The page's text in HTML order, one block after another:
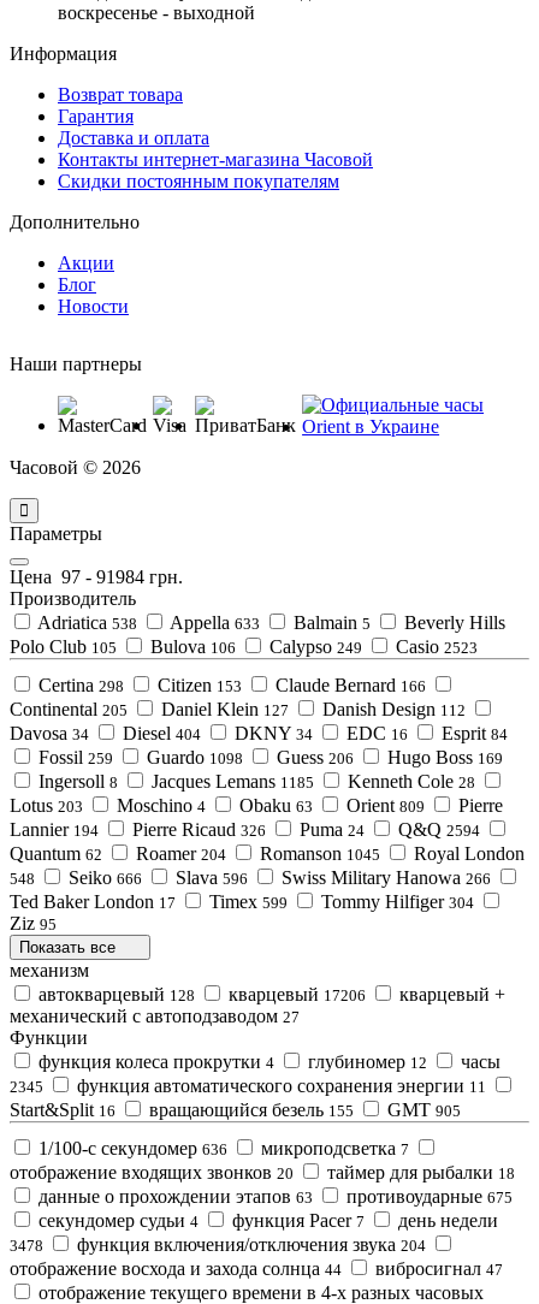
воскресенье - выходной
Информация
Возврат товара
Гарантия
Доставка и оплата
Контакты интернет-магазина Часовой
Скидки постоянным покупателям
Дополнительно
Акции
Блог
Новости
Наши партнеры
Часовой © 2026
Параметры
Цена 97 - 91984 грн.
Производитель
Adriatica 538 Appella 633 Balmain 5
Beverly Hills
Polo Club 105 Bulova 106 Calypso 249 Casio 2523
Certina 298 Citizen 153 Claude Bernard 166
Continental 205 Daniel Klein 127 Danish Design 112
Davosa 34 Diesel 404 DKNY 34 EDC 16 Esprit 84
Fossil 259 Guardo 1098 Guess 206 Hugo Boss 169
Ingersoll 8 Jacques Lemans 1185 Kenneth Cole 28
Lotus 203 Moschino 4 Obaku 63 Orient 809
Pierre
Lannier 194 Pierre Ricaud 326 Puma 24 Q&Q 2594
Quantum 62 Roamer 204 Romanson 1045 Royal London
548 Seiko 666 Slava 596 Swiss Military Hanowa 266
Ted Baker London 17 Timex 599 Tommy Hilfiger 304
Ziz 95
Показать все
механизм
автокварцевый 128 кварцевый 17206
кварцевый +
механический с автоподзаводом 27
Функции
функция колеса прокрутки 4 глубиномер 12 часы
2345 функция автоматического сохранения энергии 11
Start&Split 16 вращающийся безель 155 GMT 905
1/100-с секундомер 636 микроподсветка 7
отображение входящих звонков 20 таймер для рыбалки 18
данные о прохождении этапов 63 противоударные 675
секундомер судьи 4 функция Pacer 7 день недели
3478 функция включения/отключения звука 204
отображение восхода и захода солнца 44 вибросигнал 47
отображение текущего времени в 4-х разных часовых